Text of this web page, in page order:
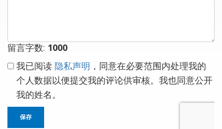
留言字数: 1000
我已阅读 隐私声明 ，同意在必要范围内处理我的
个人数据以便提交我的评论供审核。我也同意公开
我的姓名。
保存